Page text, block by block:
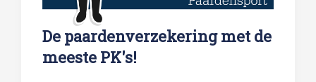
De paardenverzekering met de
meeste PK's!